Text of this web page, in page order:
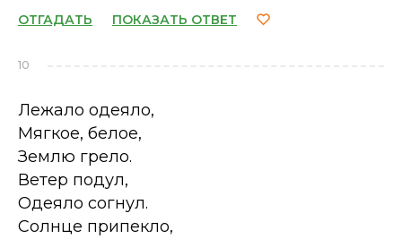
ОТГАДАТЬ ПОКАЗАТЬ ОТВЕТ
10
Лежало одеяло,
Мягкое, белое,
Землю грело.
Ветер подул,
Одеяло согнул.
Солнце припекло,